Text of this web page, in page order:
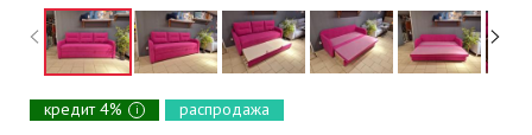
кредит 4% i распродажа